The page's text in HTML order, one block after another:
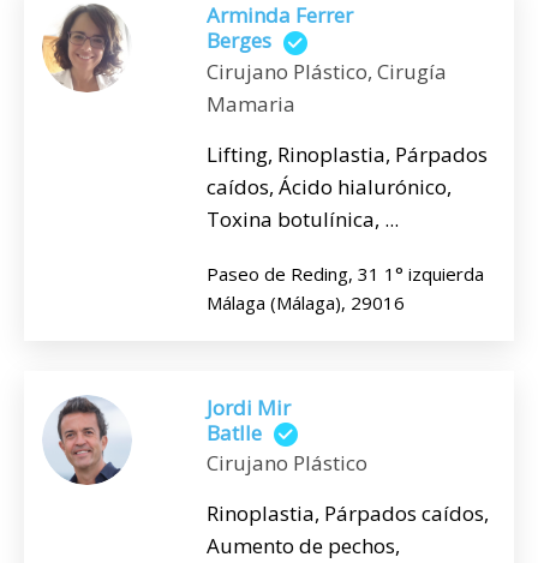
Arminda Ferrer
Berges
Cirujano Plástico, Cirugía
Mamaria
Lifting, Rinoplastia, Párpados
caídos, Ácido hialurónico,
Toxina botulínica, ...
Paseo de Reding, 31 1° izquierda
Málaga (Málaga), 29016
Jordi Mir
Batlle
Cirujano Plástico
Rinoplastia, Párpados caídos,
Aumento de pechos,